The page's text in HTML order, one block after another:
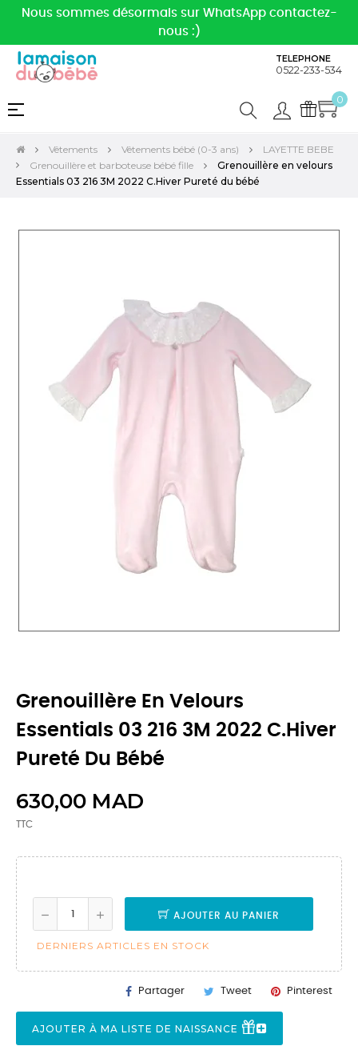
Nous sommes désormais sur WhatsApp contactez-
nous :)
TELEPHONE
0522-233-534
0
Basculer
navigation
☰
Vêtements Vêtements bébé (0-3 ans)
LAYETTE BEBE
Grenouillère et barboteuse bébé fille
Grenouillère en velours
Essentials 03 216 3M 2022 C.Hiver Pureté du bébé
Grenouillère En Velours
Essentials 03 216 3M 2022 C.Hiver
Pureté Du Bébé
630,00 MAD
TTC
AJOUTER AU PANIER
DERNIERS ARTICLES EN STOCK
Partager Tweet Pinterest
AJOUTER À MA LISTE DE NAISSANCE